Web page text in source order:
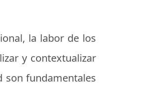
la labor de los
y contextualizar
son fundamentales